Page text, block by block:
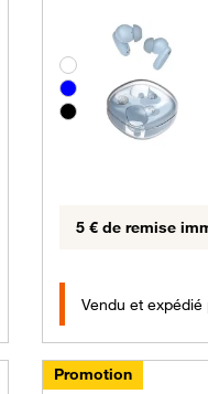
Groupe de
5 € de remise
Vendu et
Promotion